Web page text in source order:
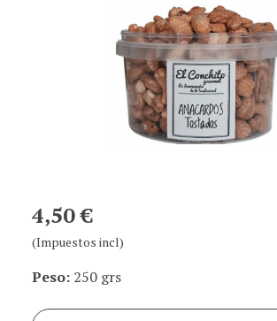
4,50 €
(Impuestos incl)
Peso: 250 grs